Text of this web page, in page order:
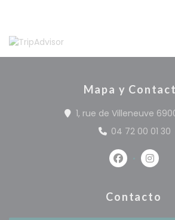
Mapa y
1, rue de Villeneuve
04 72 00 01 30
Facebook
Contacto